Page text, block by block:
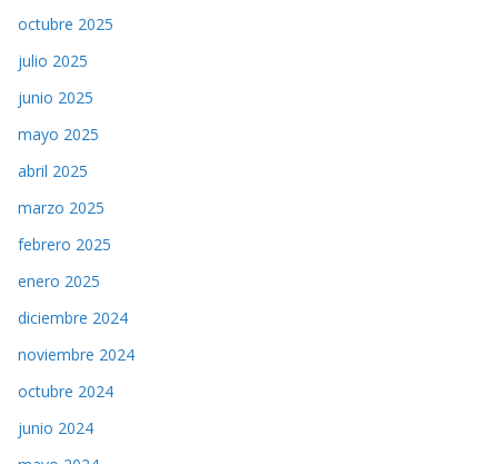
octubre 2025
julio 2025
junio 2025
mayo 2025
abril 2025
marzo 2025
febrero 2025
enero 2025
diciembre 2024
noviembre 2024
octubre 2024
junio 2024